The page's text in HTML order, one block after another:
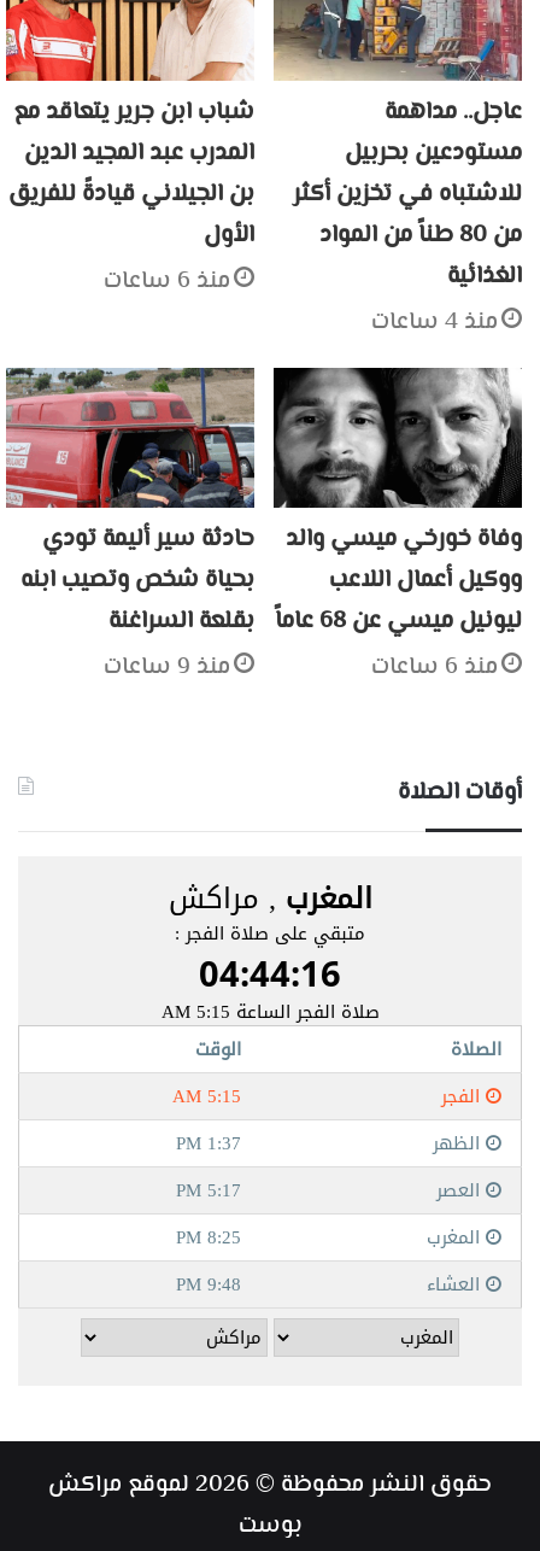
عاجل.. مداهمة
مستودعين بحربيل
للاشتباه في تخزين أكثر
من 80 طناً من المواد
الغذائية
منذ 4 ساعات
شباب ابن جرير يتعاقد مع
المدرب عبد المجيد الدين
بن الجيلاني قيادةً للفريق
الأول
منذ 6 ساعات
وفاة خورخي ميسي والد
ووكيل أعمال اللاعب
ليونيل ميسي عن 68 عاماً
منذ 6 ساعات
حادثة سير أليمة تودي
بحياة شخص وتصيب ابنه
بقلعة السراغنة
منذ 9 ساعات
أوقات الصلاة
حقوق النشر محفوظة © 2026 لموقع مراكش
بوست